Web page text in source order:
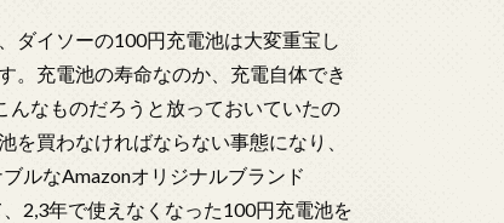
ダイソーの100円充電池は大変重宝し
。充電池の寿命なのか、充電自体でき
なものだろうと放っておいていたの
買わなければならない事態になり、
ルなAmazonオリジナルブランド
2,3年で使えなくなった100円充電池を